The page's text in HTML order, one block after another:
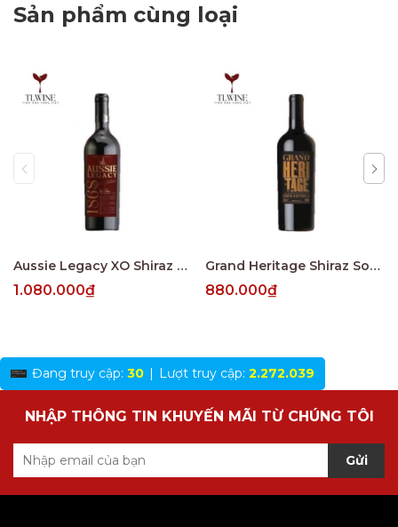
Sản phẩm cùng loại
Aussie Legacy XO Shiraz Reserve South Australia
1.080.000₫
Grand Heritage Shiraz South Australia 2022
880.000₫
Đang truy cập: 30 | Lượt truy cập: 2.272.039
NHẬP THÔNG TIN KHUYẾN MÃI TỪ CHÚNG TÔI
Gửi